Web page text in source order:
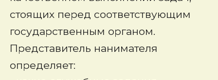
стоящих перед соответствующим
государственным органом.
Представитель нанимателя
определяет: